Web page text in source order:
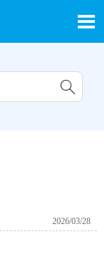


2026/03/28